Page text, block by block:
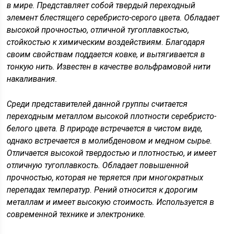
в мире. Представляет собой твердый переходный
элемент блестящего серебристо-серого цвета. Обладает
высокой прочностью, отличной тугоплавкостью,
стойкостью к химическим воздействиям. Благодаря
своим свойствам поддается ковке, и вытягивается в
тонкую нить. Известен в качестве вольфрамовой нити
накаливания.
Среди представителей данной группы считается
переходным металлом высокой плотности серебристо-
белого цвета. В природе встречается в чистом виде,
однако встречается в молибденовом и медном сырье.
Отличается высокой твердостью и плотностью, и имеет
отличную тугоплавкость. Обладает повышенной
прочностью, которая не теряется при многократных
перепадах температур. Рений относится к дорогим
металлам и имеет высокую стоимость. Используется в
современной технике и электронике.